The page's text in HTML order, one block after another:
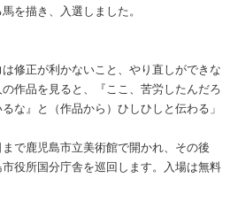
を描き、入選しました。
修正が利かないこと、やり直しができな
作品を見ると、『ここ、苦労したんだろ
な』と（作品から）ひしひしと伝わる」
で鹿児島市立美術館で開かれ、その後
役所国分庁舎を巡回します。入場は無料